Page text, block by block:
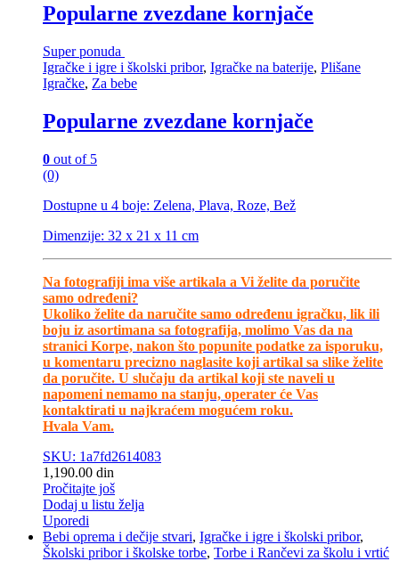
Popularne zvezdane kornjače
Super ponuda
Igračke i igre i školski pribor, Igračke na baterije, Plišane
Igračke, Za bebe
Popularne zvezdane kornjače
0 out of 5
(0)
Dostupne u 4 boje: Zelena, Plava, Roze, Bež
Dimenzije: 32 x 21 x 11 cm
Na fotografiji ima više artikala a Vi želite da poručite
samo određeni?
Ukoliko želite da naručite samo određenu igračku, lik ili
boju iz asortimana sa fotografija, molimo Vas da na
stranici Korpe, nakon što popunite podatke za isporuku,
u komentaru precizno naglasite koji artikal sa slike želite
da poručite. U slučaju da artikal koji ste naveli u
napomeni nemamo na stanju, operater će Vas
kontaktirati u najkraćem mogućem roku.
Hvala Vam.
SKU: 1a7fd2614083
1,190.00 din
Pročitajte još
Dodaj u listu želja
Uporedi
Bebi oprema i dečije stvari, Igračke i igre i školski pribor,
Školski pribor i školske torbe, Torbe i Rančevi za školu i vrtić